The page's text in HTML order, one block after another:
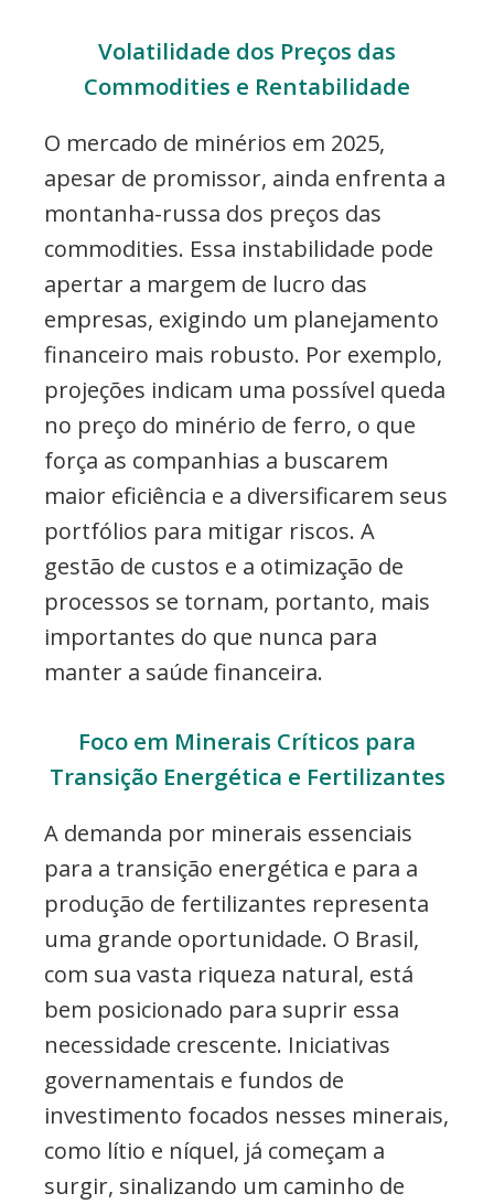
Volatilidade dos Preços das
Commodities e Rentabilidade
O mercado de minérios em 2025,
apesar de promissor, ainda enfrenta a
montanha-russa dos preços das
commodities. Essa instabilidade pode
apertar a margem de lucro das
empresas, exigindo um planejamento
financeiro mais robusto. Por exemplo,
projeções indicam uma possível queda
no preço do minério de ferro, o que
força as companhias a buscarem
maior eficiência e a diversificarem seus
portfólios para mitigar riscos. A
gestão de custos e a otimização de
processos se tornam, portanto, mais
importantes do que nunca para
manter a saúde financeira.
Foco em Minerais Críticos para
Transição Energética e Fertilizantes
A demanda por minerais essenciais
para a transição energética e para a
produção de fertilizantes representa
uma grande oportunidade. O Brasil,
com sua vasta riqueza natural, está
bem posicionado para suprir essa
necessidade crescente. Iniciativas
governamentais e fundos de
investimento focados nesses minerais,
como lítio e níquel, já começam a
surgir, sinalizando um caminho de